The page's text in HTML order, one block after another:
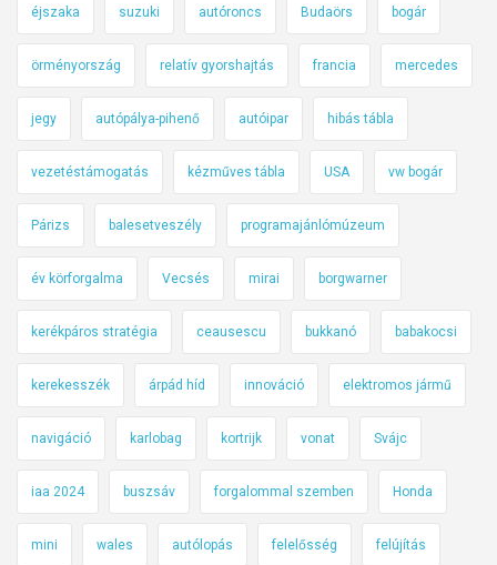
éjszaka suzuki autóroncs Budaörs bogár
örményország relatív gyorshajtás francia mercedes
jegy autópálya-pihenő autóipar hibás tábla
vezetéstámogatás kézműves tábla USA vw bogár
Párizs balesetveszély programajánlómúzeum
év körforgalma Vecsés mirai borgwarner
kerékpáros stratégia ceausescu bukkanó babakocsi
kerekesszék árpád híd innováció elektromos jármű
navigáció karlobag kortrijk vonat Svájc
iaa 2024 buszsáv forgalommal szemben Honda
mini wales autólopás felelősség felújítás